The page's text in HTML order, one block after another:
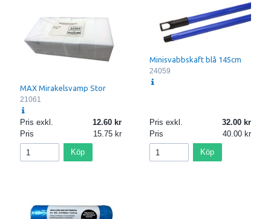
MAX Mirakelsvamp Stor
21061
Pris exkl.
12.60
Pris
15.75
Köp
Minisvabbskaft blå 145cm
24059
Pris exkl.
32.00
Pris
40.00
Köp